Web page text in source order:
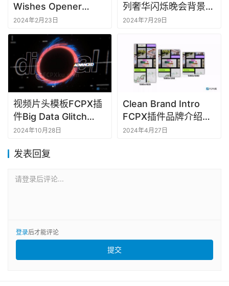
Wishes Opener
FCPX插件情人节祝福
开场视频模板
2024年2月23日
列奢华闪烁晚会背景视
频素材
2024年7月29日
视频片头模板FCPX插
件Big Data Glitch
Logo Reveal
2024年10月28日
Clean Brand Intro
FCPX插件品牌介绍短
视频
2024年4月27日
发表回复
请登录后评论...
登录后才能评论
提交